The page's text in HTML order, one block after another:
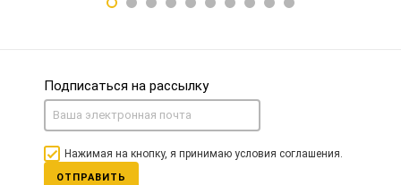
Подписаться на рассылку
Нажимая на кнопку, я принимаю условия соглашения.
ОТПРАВИТЬ